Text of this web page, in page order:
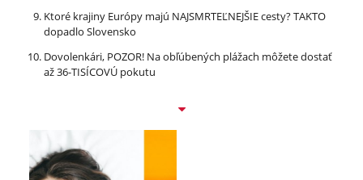
Ktoré krajiny Európy majú NAJSMRTEĽNEJŠIE cesty? TAKTO
dopadlo Slovensko
Dovolenkári, POZOR! Na obľúbených plážach môžete dostať
až 36-TISÍCOVÚ pokutu